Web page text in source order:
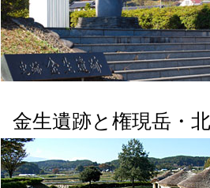
金生遺跡と権現岳・